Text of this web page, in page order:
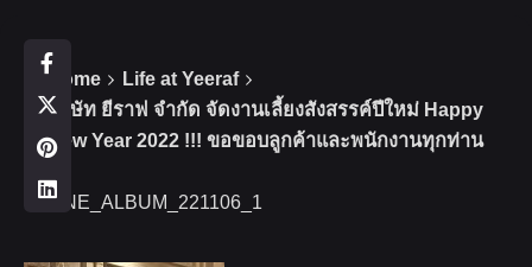
Home
Life at Yeeraf
บริษัท ยีราฟ จำกัด จัดงานเลี้ยงสังสรรค์ปีใหม่ Happy
New Year 2022 !!! ขอขอบลูกค้าและพนักงานทุกท่าน
LINE_ALBUM_221106_1